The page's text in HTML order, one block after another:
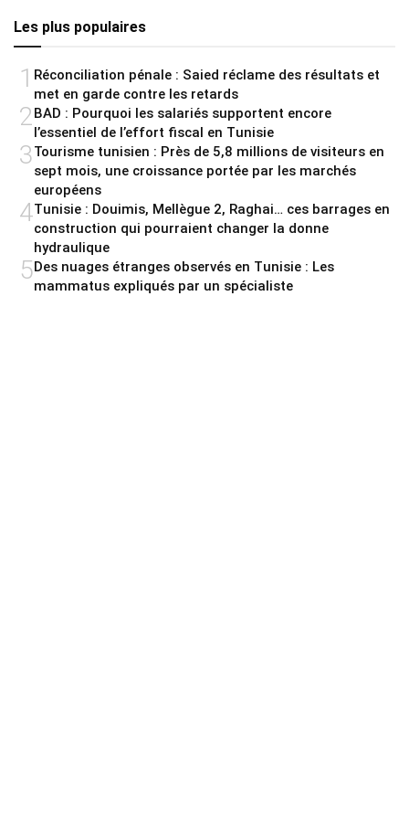
Les plus populaires
1 Réconciliation pénale : Saied réclame des résultats et
met en garde contre les retards
2 BAD : Pourquoi les salariés supportent encore
l’essentiel de l’effort fiscal en Tunisie
3Tourisme tunisien : Près de 5,8 millions de visiteurs en
sept mois, une croissance portée par les marchés
européens
4Tunisie : Douimis, Mellègue 2, Raghai… ces barrages en
construction qui pourraient changer la donne
hydraulique
5Des nuages étranges observés en Tunisie : Les
mammatus expliqués par un spécialiste